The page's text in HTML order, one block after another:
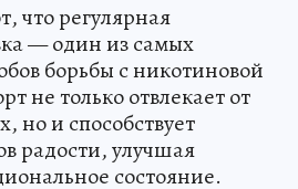
что регулярная
— один из самых
борьбы с никотиновой
не только отвлекает от
но и способствует
радости, улучшая
состояние.